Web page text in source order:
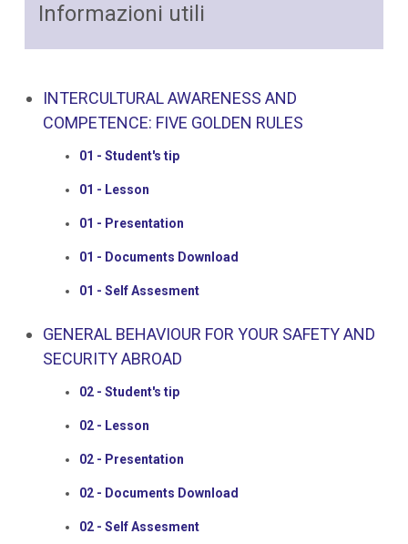
Informazioni utili
INTERCULTURAL AWARENESS AND
COMPETENCE: FIVE GOLDEN RULES
01 - Student's tip
01 - Lesson
01 - Presentation
01 - Documents Download
01 - Self Assesment
GENERAL BEHAVIOUR FOR YOUR SAFETY AND
SECURITY ABROAD
02 - Student's tip
02 - Lesson
02 - Presentation
02 - Documents Download
02 - Self Assesment